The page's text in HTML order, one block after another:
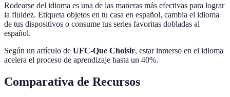
Rodearse del idioma es una de las maneras más efectivas para lograr
la fluidez. Etiqueta objetos en tu casa en español, cambia el idioma
de tus dispositivos o consume tus series favoritas dobladas al
español.
Según un artículo de UFC-Que Choisir, estar inmerso en el idioma
acelera el proceso de aprendizaje hasta un 40%.
Comparativa de Recursos